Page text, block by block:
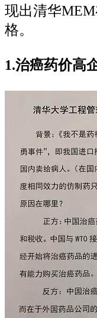
现出清华
格。
1.治癌药价高